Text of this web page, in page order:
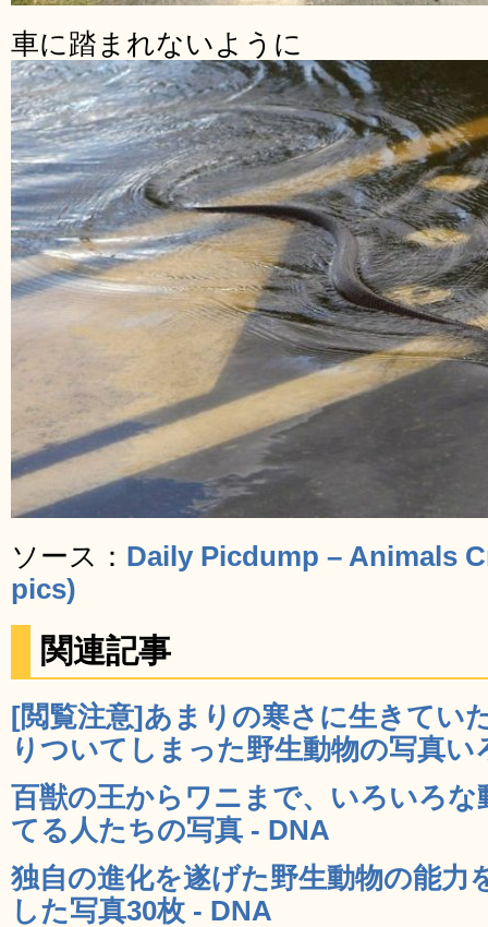
車に踏まれないように
ソース： Daily Picdump – Animals
pics)
関連記事
[閲覧注意]あまりの寒さに生きてい
りついてしまった野生動物の写真い
百獣の王からワニまで、いろいろ
てる人たちの写真 - DNA
独自の進化を遂げた野生動物の能力
した写真30枚 - DNA